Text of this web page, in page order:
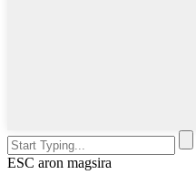
ESC aron magsira